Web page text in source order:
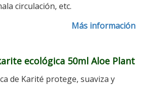
circulación, etc.
Más información
ecológica 50ml Aloe Plant
de Karité protege, suaviza y